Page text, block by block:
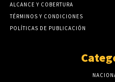
ALCANCE Y COBERTURA
TÉRMINOS Y CONDICIONES
POLÍTICAS DE PUBLICACIÓN